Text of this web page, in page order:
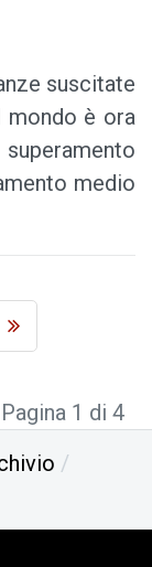
suscitate
mondo è ora
medio
Pagina 1 di 4